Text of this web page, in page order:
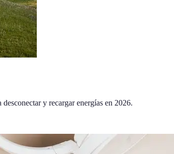
y recargar energías en 2026.